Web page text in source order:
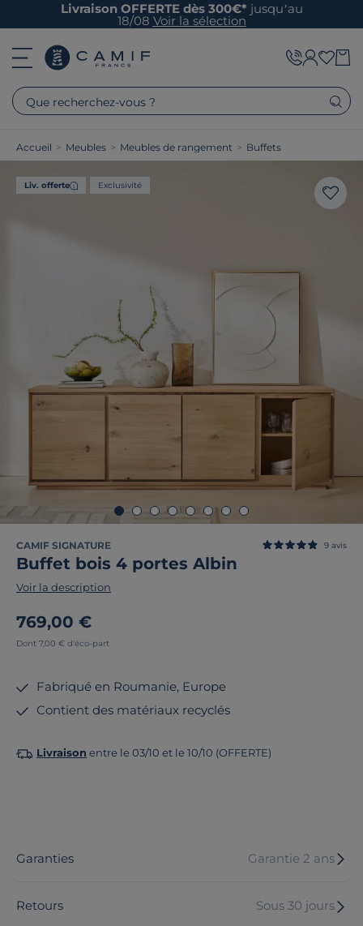
Livraison OFFERTE dès 300€* jusqu’au
18/08 Voir la sélection
Que recherchez-vous ?
Accueil > Meubles > Meubles de rangement > Buffets
Liv. offerte Exclusivité
CAMIF SIGNATURE
Buffet bois 4 portes Albin
9 avis
Voir la description
769,00 €
Dont 7,00 € d'éco-part
Fabriqué en Roumanie, Europe
Contient des matériaux recyclés
Livraison entre le 03/10 et le 10/10 (OFFERTE)
Garanties Garantie 2 ans
Retours Sous 30 jours